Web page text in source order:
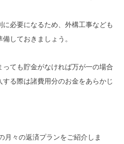
必要になるため、外構工事なども
しておきましょう。
っても貯金がなければ万が一の場合
る際は諸費用分のお金をあらかじ
月々の返済プランをご紹介しま